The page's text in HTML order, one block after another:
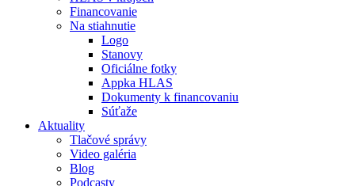
Financovanie
Na stiahnutie
Logo
Stanovy
Oficiálne fotky
Appka HLAS
Dokumenty k financovaniu
Súťaže
Aktuality
Tlačové správy
Video galéria
Blog
Podcasty